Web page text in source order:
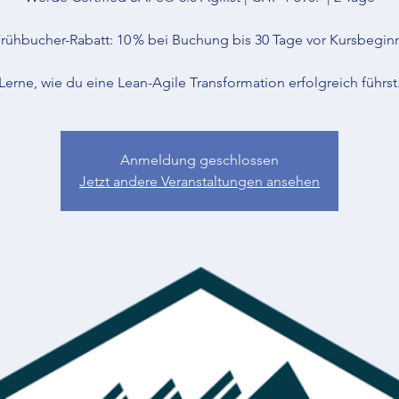
Rabatt: 10 % bei Buchung bis 30 Tage vor
wie du eine Lean-Agile Transformation erfolgreich
Anmeldung geschlossen
Jetzt andere Veranstaltungen ansehen